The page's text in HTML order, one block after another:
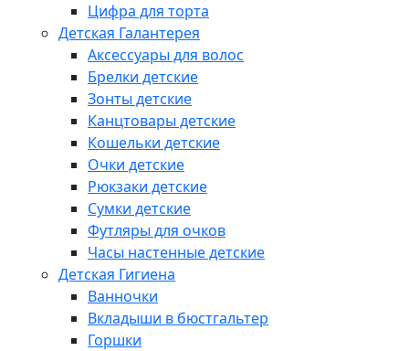
Цифра для торта
Детская Галантерея
Аксессуары для волос
Брелки детские
Зонты детские
Канцтовары детские
Кошельки детские
Очки детские
Рюкзаки детские
Сумки детские
Футляры для очков
Часы настенные детские
Детская Гигиена
Ванночки
Вкладыши в бюстгальтер
Горшки